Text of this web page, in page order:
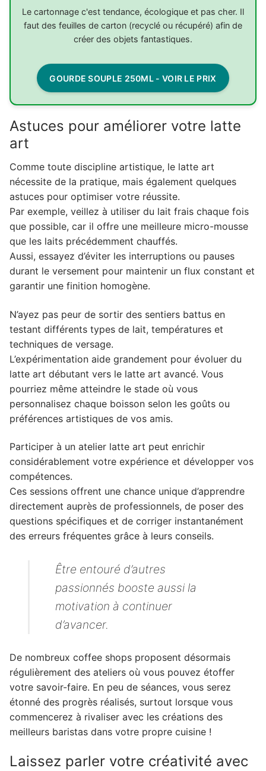
Le cartonnage c'est tendance, écologique et pas cher. Il
faut des feuilles de carton (recyclé ou récupéré) afin de
créer des objets fantastiques.
GOURDE SOUPLE 250ML - VOIR LE PRIX
Astuces pour améliorer votre latte
art
Comme toute discipline artistique, le latte art
nécessite de la pratique, mais également quelques
astuces pour optimiser votre réussite.
Par exemple, veillez à utiliser du lait frais chaque fois
que possible, car il offre une meilleure micro-mousse
que les laits précédemment chauffés.
Aussi, essayez d’éviter les interruptions ou pauses
durant le versement pour maintenir un flux constant et
garantir une finition homogène.
N’ayez pas peur de sortir des sentiers battus en
testant différents types de lait, températures et
techniques de versage.
L’expérimentation aide grandement pour évoluer du
latte art débutant vers le latte art avancé. Vous
pourriez même atteindre le stade où vous
personnalisez chaque boisson selon les goûts ou
préférences artistiques de vos amis.
Participer à un atelier latte art peut enrichir
considérablement votre expérience et développer vos
compétences.
Ces sessions offrent une chance unique d’apprendre
directement auprès de professionnels, de poser des
questions spécifiques et de corriger instantanément
des erreurs fréquentes grâce à leurs conseils.
Être entouré d’autres
passionnés booste aussi la
motivation à continuer
d’avancer.
De nombreux coffee shops proposent désormais
régulièrement des ateliers où vous pouvez étoffer
votre savoir-faire. En peu de séances, vous serez
étonné des progrès réalisés, surtout lorsque vous
commencerez à rivaliser avec les créations des
meilleurs baristas dans votre propre cuisine !
Laissez parler votre créativité avec